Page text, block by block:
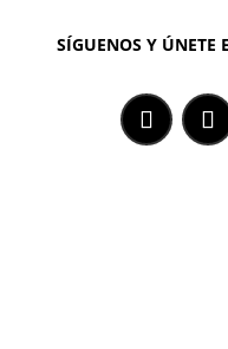
SÍGUENOS Y ÚNETE